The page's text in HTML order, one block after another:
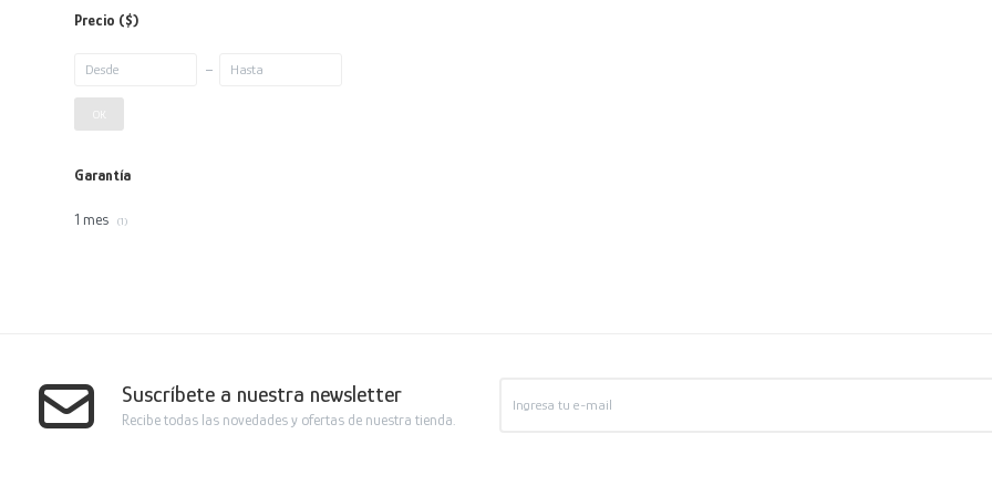
Precio ($)
Garantía
1 mes (1)
Suscríbete a nuestra newsletter
Recibe todas las novedades y ofertas de nuestra tienda.